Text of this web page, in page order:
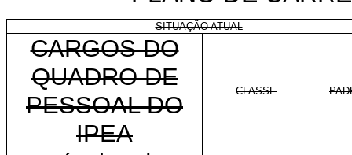
SITUAÇÃO ATUAL
CARGOS DO
QUADRO DE
PESSOAL DO
IPEA
CLASSE